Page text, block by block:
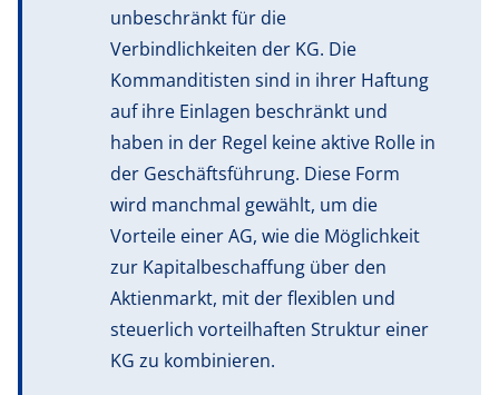
unbeschränkt für die
Verbindlichkeiten der KG. Die
Kommanditisten sind in ihrer Haftung
auf ihre Einlagen beschränkt und
haben in der Regel keine aktive Rolle in
der Geschäftsführung. Diese Form
wird manchmal gewählt, um die
Vorteile einer AG, wie die Möglichkeit
zur Kapitalbeschaffung über den
Aktienmarkt, mit der flexiblen und
steuerlich vorteilhaften Struktur einer
KG zu kombinieren.